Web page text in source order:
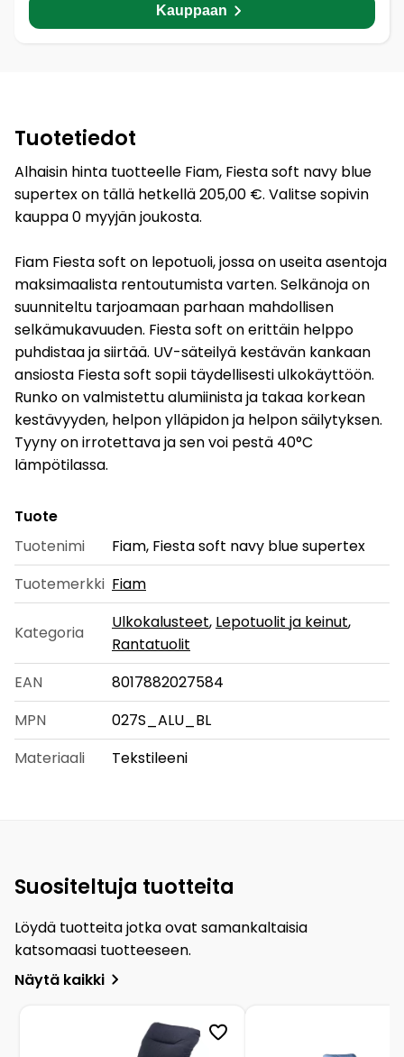
Kauppaan
Tuotetiedot
Alhaisin hinta tuotteelle Fiam, Fiesta soft navy blue
supertex on tällä hetkellä 205,00 €. Valitse sopivin
kauppa 0 myyjän joukosta.
Fiam Fiesta soft on lepotuoli, jossa on useita asentoja
maksimaalista rentoutumista varten. Selkänoja on
suunniteltu tarjoamaan parhaan mahdollisen
selkämukavuuden. Fiesta soft on erittäin helppo
puhdistaa ja siirtää. UV-säteilyä kestävän kankaan
ansiosta Fiesta soft sopii täydellisesti ulkokäyttöön.
Runko on valmistettu alumiinista ja takaa korkean
kestävyyden, helpon ylläpidon ja helpon säilytyksen.
Tyyny on irrotettava ja sen voi pestä 40°C
lämpötilassa.
Tuote
Tuotenimi
Fiam, Fiesta soft navy blue supertex
Tuotemerkki Fiam
Kategoria
Ulkokalusteet, Lepotuolit ja keinut,
Rantatuolit
EAN
8017882027584
MPN
027S_ALU_BL
Materiaali
Tekstileeni
Suositeltuja tuotteita
Löydä tuotteita jotka ovat samankaltaisia
katsomaasi tuotteeseen.
Näytä kaikki